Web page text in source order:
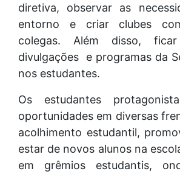
diretiva, observar as
entorno e criar clubes
colegas. Além disso,
divulgações e programas da
nos estudantes.
Os estudantes
oportunidades em diversas
acolhimento estudantil,
estar de novos alunos na
em grêmios estudantis,